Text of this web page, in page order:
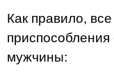
Как правило,
мужчины: